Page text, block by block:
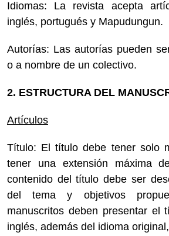
Idiomas: La revista acepta
inglés, portugués y Mapudungun.
Autorías: Las autorías pueden
o a nombre de un colectivo.
2. ESTRUCTURA DEL
Artículos
Título: El título debe tener solo
tener una extensión máxima
contenido del título debe ser
del tema y objetivos
manuscritos deben presentar el
inglés, además del idioma